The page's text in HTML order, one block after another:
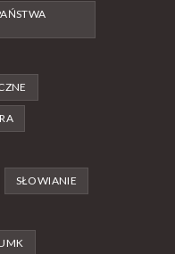
SŁOWIANIE